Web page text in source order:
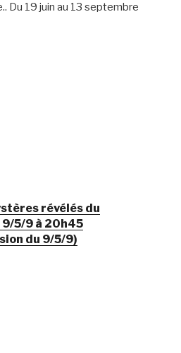
Du 19 juin au 13 septembre
révélés du
5/9 à 20h45
du 9/5/9)